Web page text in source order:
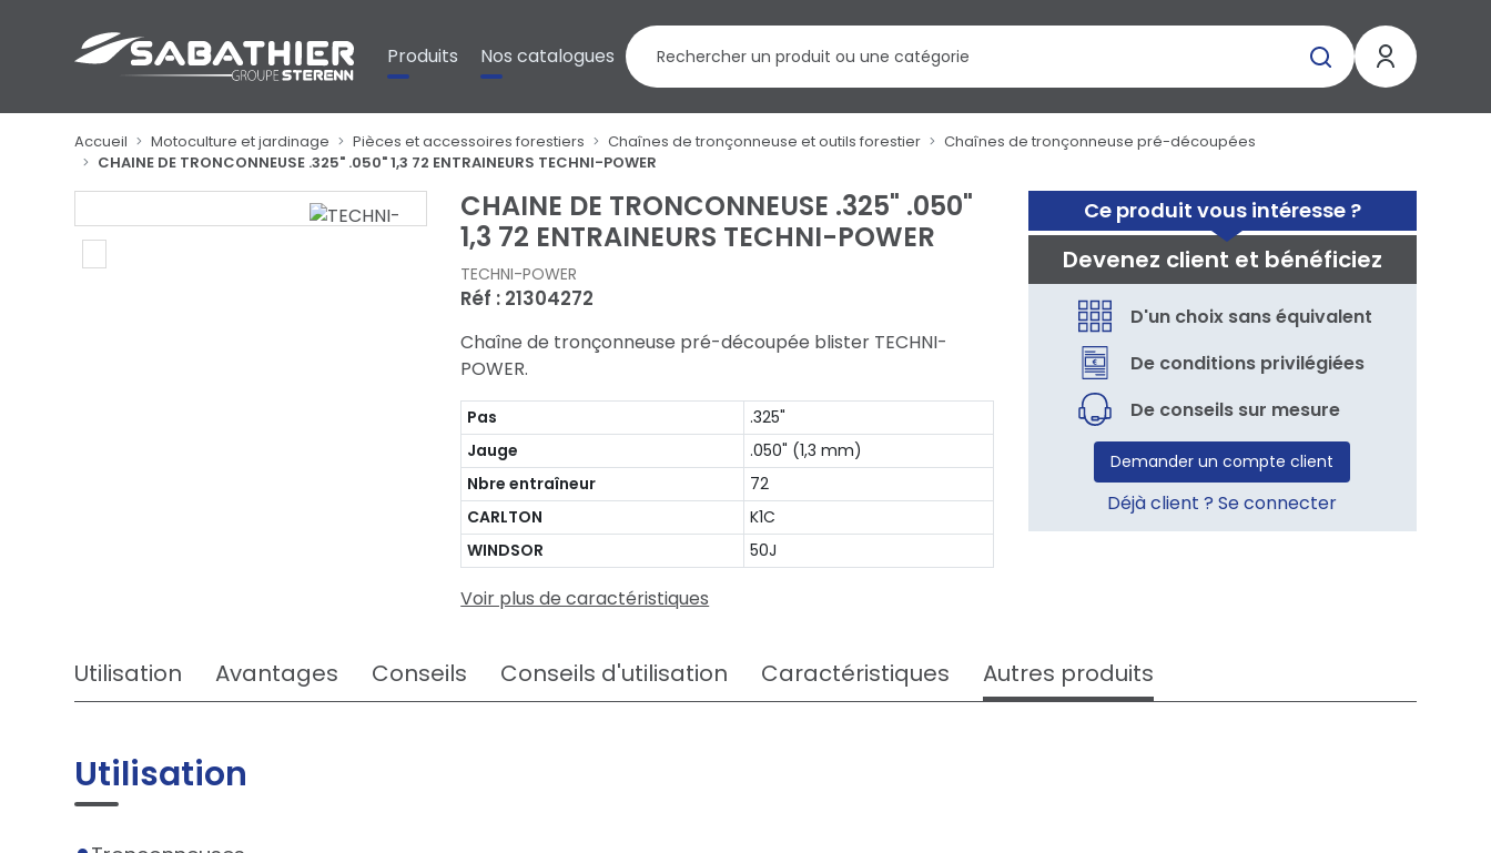
Produits Nos catalogues
Accueil Motoculture et jardinage Pièces et accessoires forestiers Chaînes de tronçonneuse et outils forestier
Chaînes de tronçonneuse pré-découpées
CHAINE DE TRONCONNEUSE .325" .050" 1,3 72 ENTRAINEURS TECHNI-POWER
Ce produit vous intéresse ?
Devenez client et bénéficiez
D'un choix sans équivalent
De conditions privilégiées
De conseils sur mesure
Demander un compte client
Déjà client ? Se connecter
CHAINE DE TRONCONNEUSE .325" .050"
1,3 72 ENTRAINEURS TECHNI-POWER
TECHNI-POWER
Réf : 21304272
Chaîne de tronçonneuse pré-découpée blister TECHNI-
POWER.
Pas
.325"
Jauge
.050" (1,3 mm)
Nbre entraîneur
72
CARLTON
K1C
WINDSOR
50J
Voir plus de caractéristiques
Utilisation Avantages Conseils Conseils d'utilisation Caractéristiques Autres produits
Utilisation